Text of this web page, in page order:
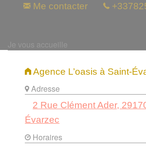
Me contacter
Je vous accueille
Agence L’oasis à Saint-
Adresse
2 Rue Clément Ader,
Évarzec
Horaires